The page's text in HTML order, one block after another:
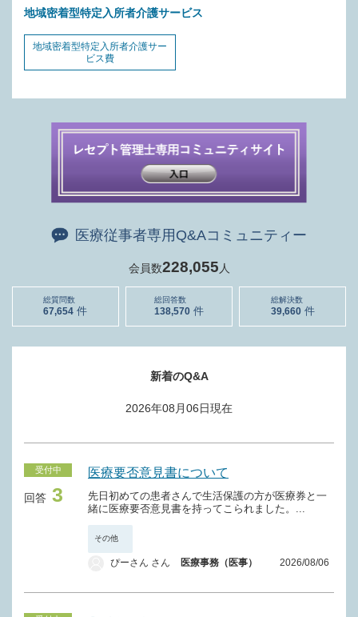
地域密着型特定入所者介護サービス
地域密着型特定入所者介護サー
ビス費
医療従事者専用Q&Aコミュニティー
会員数228,055 人
総質問数
67,654
総回答数
138,570
総解決数
39,660
新着のQ&A
2026年08月06日現在
受付中
回答 3
医療要否意見書について
先日初めての患者さんで生活保護の方が医療券と一
緒に医療要否意見書を持ってこられました。...
その他
ぴーさん さん 医療事務（医事） 2026/08/06